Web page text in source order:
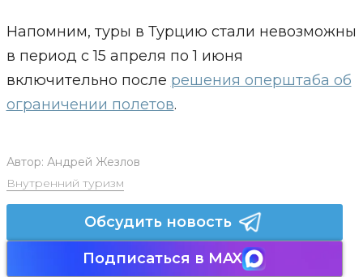
Напомним, туры в Турцию стали невозможны
в период с 15 апреля по 1 июня
включительно после решения оперштаба об
ограничении полетов.
Автор: Андрей Жезлов
Внутренний туризм
Обсудить новость
Подписаться в MAX